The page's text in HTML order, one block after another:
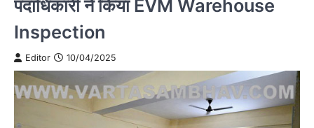
पदाधिकारी ने किया EVM Warehouse
Inspection
Editor 10/04/2025